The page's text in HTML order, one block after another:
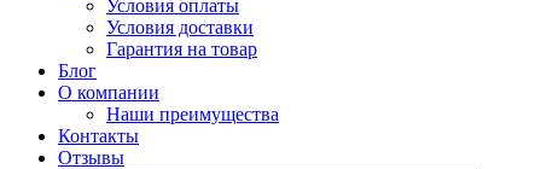
Условия оплаты
Условия доставки
Гарантия на товар
Блог
О компании
Наши преимущества
Контакты
Отзывы